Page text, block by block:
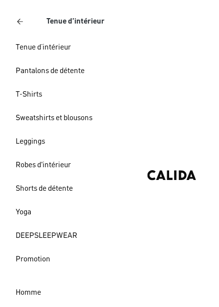
Tenue d’intérieur
Tenue d’intérieur
Pantalons de détente
T-Shirts
Sweatshirts et blousons
Leggings
Robes d'intérieur
Shorts de détente
Yoga
DEEPSLEEPWEAR
Promotion
Homme